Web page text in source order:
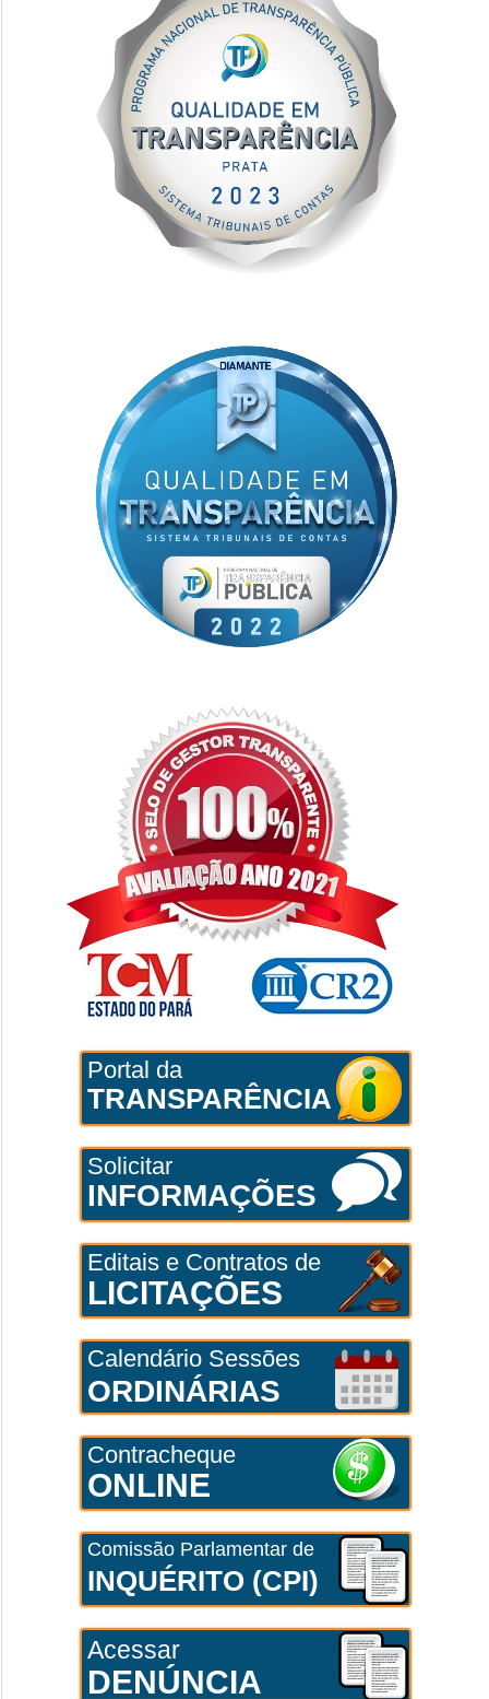
Portal da
TRANSPARÊNCIA
Solicitar
INFORMAÇÕES
Editais e Contratos de
LICITAÇÕES
Calendário Sessões
ORDINÁRIAS
Contracheque
ONLINE
Comissão Parlamentar de
INQUÉRITO (CPI)
Acessar
DENÚNCIA